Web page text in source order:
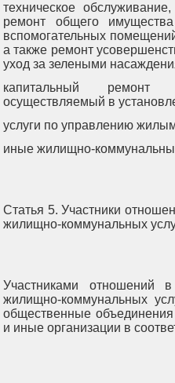
техническое
ремонт общего
вспомогательных
а также ремонт
уход за зелеными
капитальный ремонт
осуществляемый в
услуги по управлению
иные жилищно-
Статья 5. Участники
жилищно-коммунальных
Участниками отношений
жилищно-коммунальных
общественные объединения
и иные организации в